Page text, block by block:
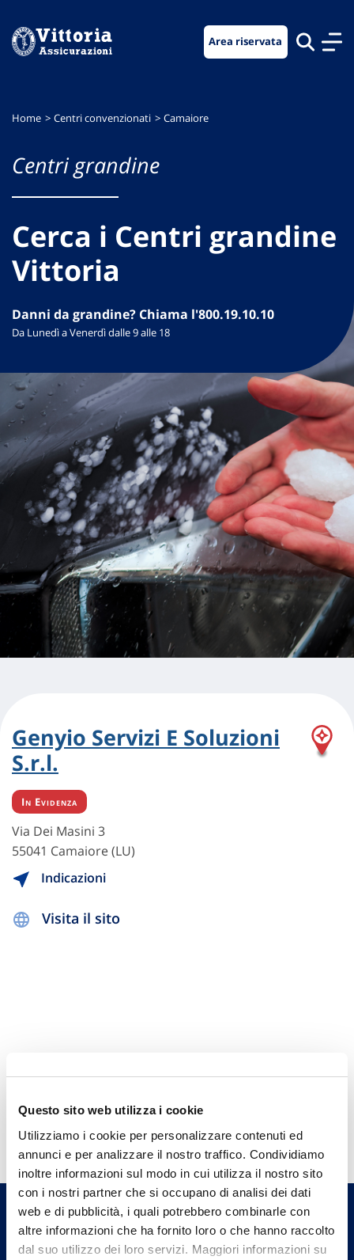
Questo sito web utilizza i cookie
Utilizziamo i cookie per personalizzare contenuti ed
annunci e per analizzare il nostro traffico. Condividiamo
inoltre informazioni sul modo in cui utilizza il nostro sito
con i nostri partner che si occupano di analisi dei dati
web e di pubblicità, i quali potrebbero combinarle con
altre informazioni che ha fornito loro o che hanno raccolto
dal suo utilizzo dei loro servizi. Maggiori informazioni su
menu
contenuto
footer
Area riservata
Home Centri convenzionati Camaiore
Centri grandine
Cerca i Centri grandine
Vittoria
Danni da grandine? Chiama l'800.19.10.10
Da Lunedì a Venerdì dalle 9 alle 18
Genyio Servizi E Soluzioni
S.r.l.
In Evidenza
Via Dei Masini 3
55041 Camaiore (LU)
Indicazioni
Visita il sito
Hai bisogno di
informazioni?
Trova l'Agenzia più vicina a te e parla con
un nostro Agente.
Contattaci